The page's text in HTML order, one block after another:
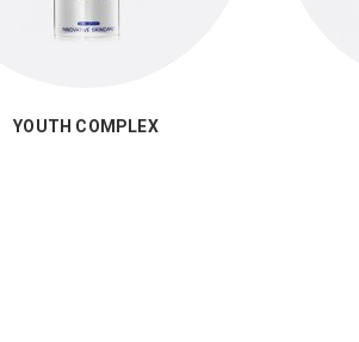
YOUTH COMPLEX